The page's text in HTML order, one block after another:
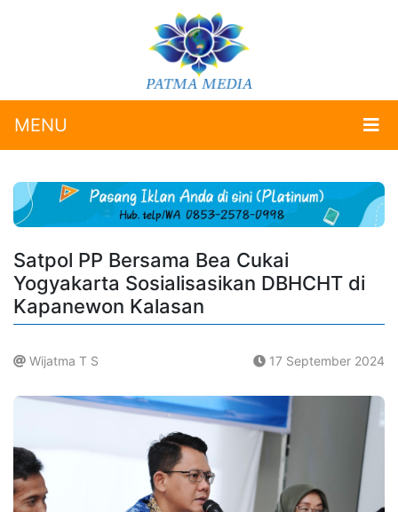
MENU
Satpol PP Bersama Bea Cukai
Yogyakarta Sosialisasikan DBHCHT di
Kapanewon Kalasan
Wijatma T S 17 September 2024